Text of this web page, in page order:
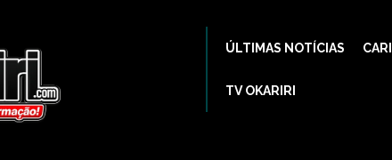
ÚLTIMAS NOTÍCIAS
TV OKARIRI